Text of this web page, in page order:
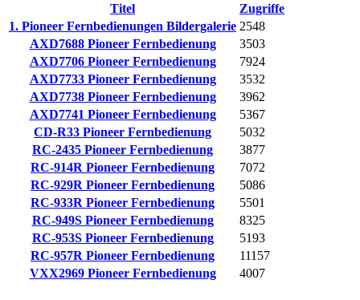
Titel
Zugriffe
1. Pioneer Fernbedienungen Bildergalerie 2548
AXD7688 Pioneer Fernbedienung
3503
AXD7706 Pioneer Fernbedienung
7924
AXD7733 Pioneer Fernbedienung
3532
AXD7738 Pioneer Fernbedienung
3962
AXD7741 Pioneer Fernbedienung
5367
CD-R33 Pioneer Fernbedienung
5032
RC-2435 Pioneer Fernbedienung
3877
RC-914R Pioneer Fernbedienung
7072
RC-929R Pioneer Fernbedienung
5086
RC-933R Pioneer Fernbedienung
5501
RC-949S Pioneer Fernbedienung
8325
RC-953S Pioneer Fernbedienung
5193
RC-957R Pioneer Fernbedienung
11157
VXX2969 Pioneer Fernbedienung
4007